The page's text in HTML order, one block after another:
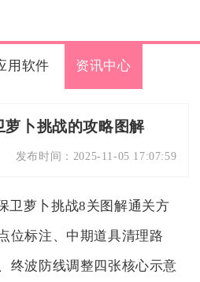
用软件 资讯中心
卜挑战的攻略图解
发布时间： 2025-11-05 17:07:59
卫萝卜挑战8关图解通关方
位标注、中期道具清理路
终波防线调整四张核心示意